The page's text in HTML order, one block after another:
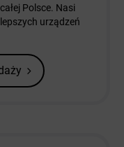
Polsce. Nasi
urządzeń